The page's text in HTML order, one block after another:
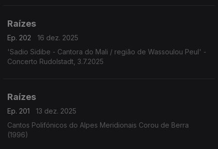
Raízes
Ep. 202
16 dez. 2025
'Sadio Sidibe - Cantora do Mali / região de Wassoulou Peul' -
Concerto Rudolstadt, 3.7.2025
Raízes
Ep. 201
13 dez. 2025
Cantos Polifónicos do Alpes Meridionais Corou de Berra
(1996)